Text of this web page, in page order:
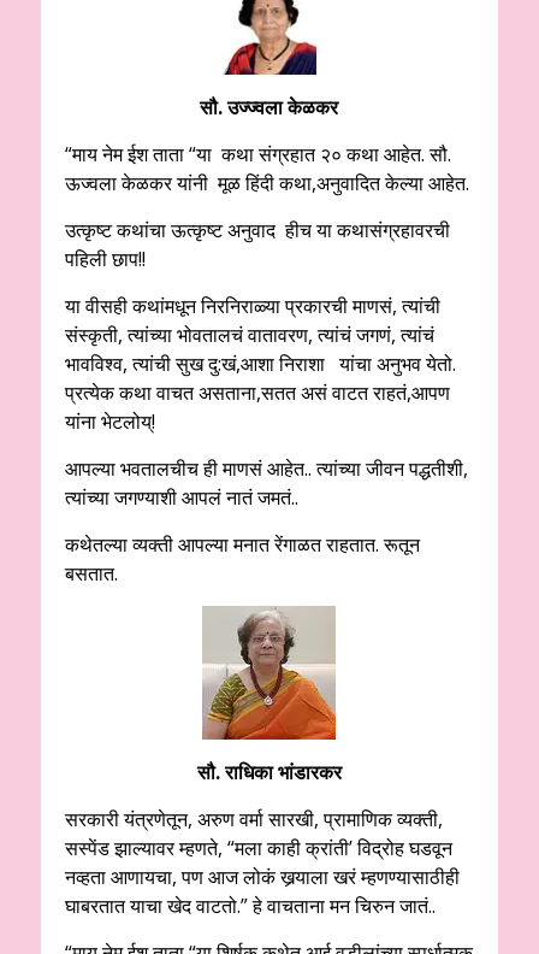
सौ. उज्ज्वला केळकर
“माय नेम ईश ताता “या कथा संग्रहात २० कथा आहेत. सौ.
ऊज्वला केळकर यांनी मूळ हिंदी कथा,अनुवादित केल्या आहेत.
उत्कृष्ट कथांचा ऊत्कृष्ट अनुवाद हीच या कथासंग्रहावरची
पहिली छाप!!
या वीसही कथांमधून निरनिराळ्या प्रकारची माणसं, त्यांची
संस्कृती, त्यांच्या भोवतालचं वातावरण, त्यांचं जगणं, त्यांचं
भावविश्व, त्यांची सुख दु:खं,आशा निराशा यांचा अनुभव येतो.
प्रत्येक कथा वाचत असताना,सतत असं वाटत राहतं,आपण
यांना भेटलोय्!
आपल्या भवतालचीच ही माणसं आहेत.. त्यांच्या जीवन पद्धतीशी,
त्यांच्या जगण्याशी आपलं नातं जमतं..
कथेतल्या व्यक्ती आपल्या मनात रेंगाळत राहतात. रूतून
बसतात.
सौ. राधिका भांडारकर
सरकारी यंत्रणेतून, अरुण वर्मा सारखी, प्रामाणिक व्यक्ती,
सस्पेंड झाल्यावर म्हणते, “मला काही क्रांती’ विद्रोह घडवून
नव्हता आणायचा, पण आज लोकं खर्‍याला खरं म्हणण्यासाठीही
घाबरतात याचा खेद वाटतो.” हे वाचताना मन चिरुन जातं..